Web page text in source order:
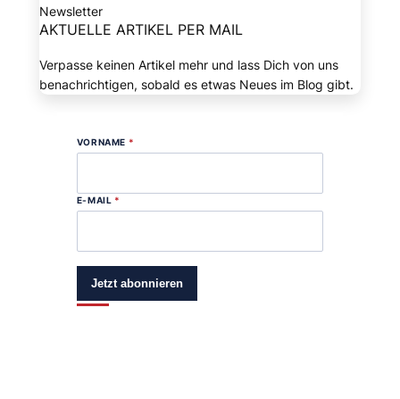
Newsletter
AKTUELLE ARTIKEL PER MAIL
Verpasse keinen Artikel mehr und lass Dich von uns
benachrichtigen, sobald es etwas Neues im Blog gibt.
VORNAME *
E-MAIL *
Jetzt abonnieren